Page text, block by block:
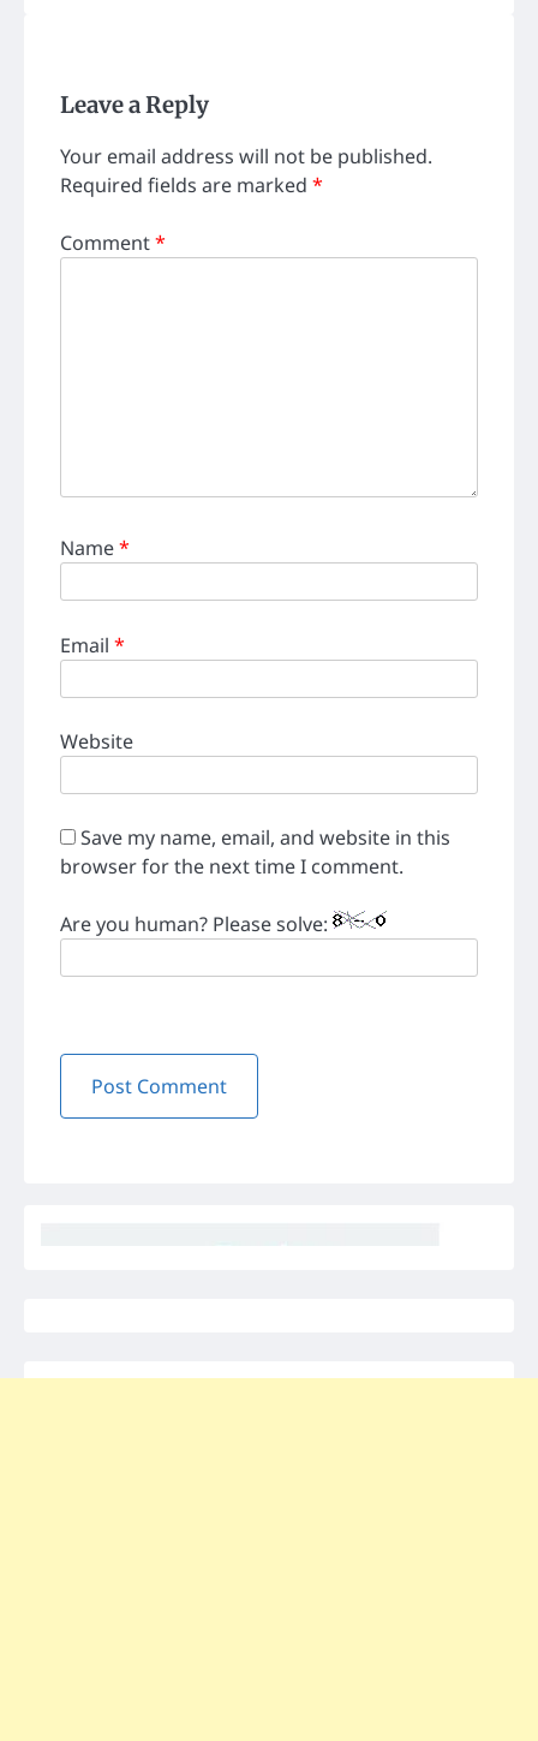
Leave a Reply
Your email address will not be published.
Required fields are marked *
Comment*
Name*
Email *
Website
Save my name, email, and website in this
browser for the next time I comment.
Are you human? Please solve: